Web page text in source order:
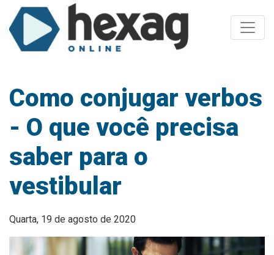
Como conjugar verbos
- O que você precisa
saber para o
vestibular
Quarta, 19 de agosto de 2020